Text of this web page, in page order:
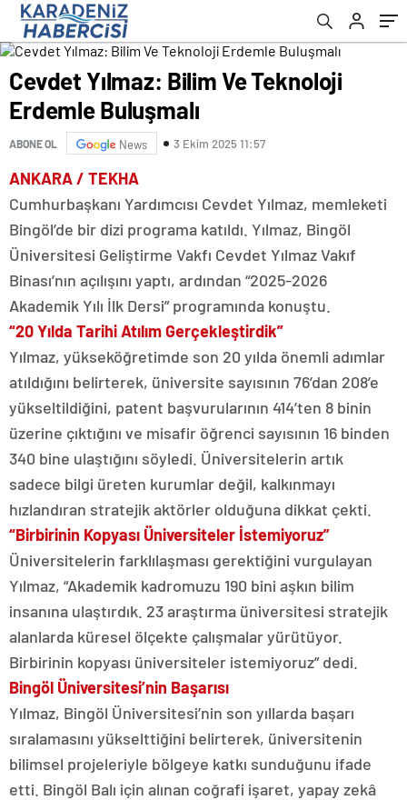
Cevdet Yılmaz: Bilim Ve Teknoloji
Erdemle Buluşmalı
ABONE OL News 3 Ekim 2025 11:57
ANKARA / TEKHA
Cumhurbaşkanı Yardımcısı Cevdet Yılmaz, memleketi
Bingöl’de bir dizi programa katıldı. Yılmaz, Bingöl
Üniversitesi Geliştirme Vakfı Cevdet Yılmaz Vakıf
Binası’nın açılışını yaptı, ardından “2025-2026
Akademik Yılı İlk Dersi” programında konuştu.
“20 Yılda Tarihi Atılım Gerçekleştirdik”
Yılmaz, yükseköğretimde son 20 yılda önemli adımlar
atıldığını belirterek, üniversite sayısının 76’dan 208’e
yükseltildiğini, patent başvurularının 414’ten 8 binin
üzerine çıktığını ve misafir öğrenci sayısının 16 binden
340 bine ulaştığını söyledi. Üniversitelerin artık
sadece bilgi üreten kurumlar değil, kalkınmayı
hızlandıran stratejik aktörler olduğuna dikkat çekti.
“Birbirinin Kopyası Üniversiteler İstemiyoruz”
Üniversitelerin farklılaşması gerektiğini vurgulayan
Yılmaz, “Akademik kadromuzu 190 bini aşkın bilim
insanına ulaştırdık. 23 araştırma üniversitesi stratejik
alanlarda küresel ölçekte çalışmalar yürütüyor.
Birbirinin kopyası üniversiteler istemiyoruz” dedi.
Bingöl Üniversitesi’nin Başarısı
Yılmaz, Bingöl Üniversitesi’nin son yıllarda başarı
sıralamasını yükselttiğini belirterek, üniversitenin
bilimsel projeleriyle bölgeye katkı sunduğunu ifade
etti. Bingöl Balı için alınan coğrafi işaret, yapay zekâ